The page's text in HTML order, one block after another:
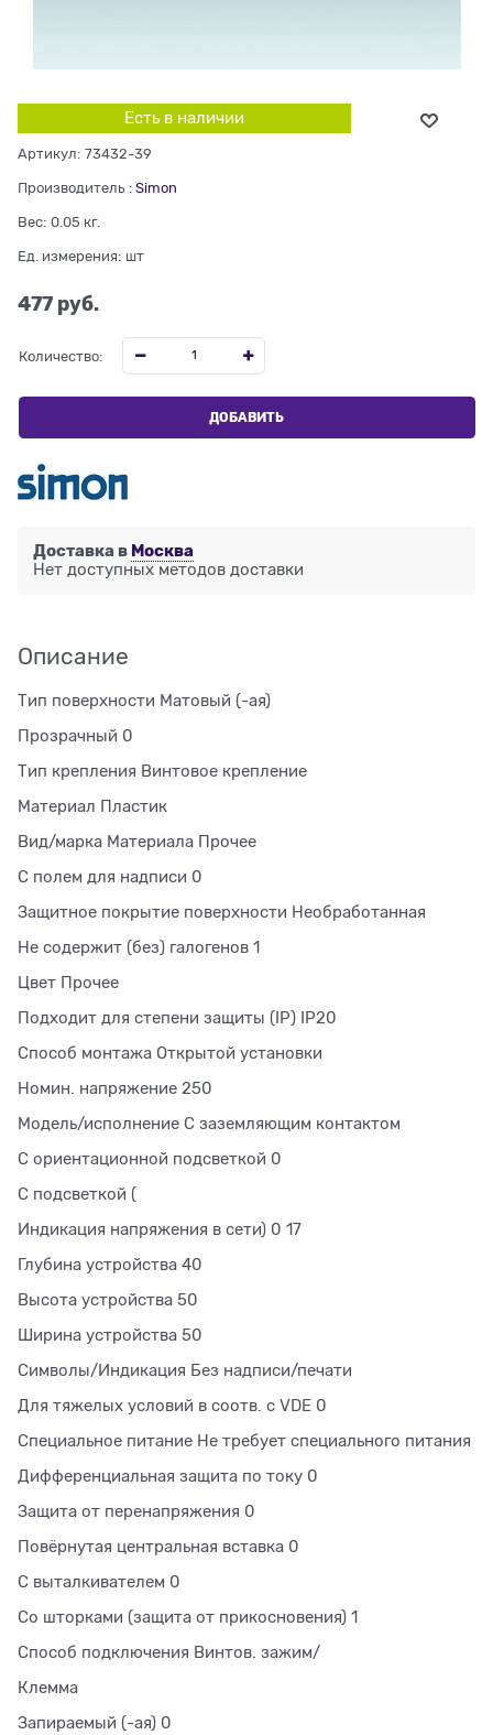
Есть в наличии
Артикул: 73432-39
Производитель : Simon
Вес: 0.05 кг.
Ед. измерения: шт
477 руб.
Количество:
ДОБАВИТЬ
Доставка в Москва
Нет доступных методов доставки
Описание
Тип поверхности Матовый (-ая)
Прозрачный 0
Тип крепления Винтовое крепление
Материал Пластик
Вид/марка Материала Прочее
С полем для надписи 0
Защитное покрытие поверхности Необработанная
Не содержит (без) галогенов 1
Цвет Прочее
Подходит для степени защиты (IP) IP20
Способ монтажа Открытой установки
Номин. напряжение 250
Модель/исполнение С заземляющим контактом
С ориентационной подсветкой 0
С подсветкой (
Индикация напряжения в сети) 0 17
Глубина устройства 40
Высота устройства 50
Ширина устройства 50
Символы/Индикация Без надписи/печати
Для тяжелых условий в соотв. с VDE 0
Специальное питание Не требует специального питания
Дифференциальная защита по току 0
Защита от перенапряжения 0
Повёрнутая центральная вставка 0
С выталкивателем 0
Со шторками (защита от прикосновения) 1
Способ подключения Винтов. зажим/
Клемма
Запираемый (-ая) 0